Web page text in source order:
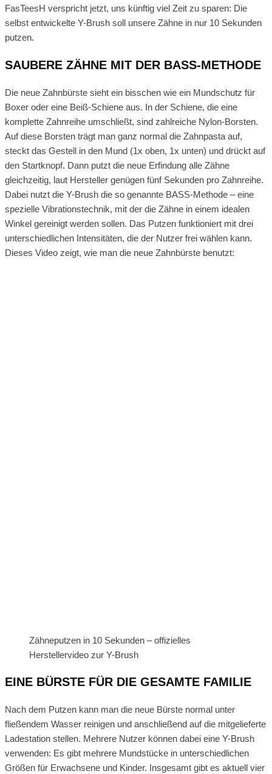
FasTeesH verspricht jetzt, uns künftig viel Zeit zu sparen: Die
selbst entwickelte Y-Brush soll unsere Zähne in nur 10 Sekunden
putzen.
SAUBERE ZÄHNE MIT DER BASS-METHODE
Die neue Zahnbürste sieht ein bisschen wie ein Mundschutz für
Boxer oder eine Beiß-Schiene aus. In der Schiene, die eine
komplette Zahnreihe umschließt, sind zahlreiche Nylon-Borsten.
Auf diese Borsten trägt man ganz normal die Zahnpasta auf,
steckt das Gestell in den Mund (1x oben, 1x unten) und drückt auf
den Startknopf. Dann putzt die neue Erfindung alle Zähne
gleichzeitig, laut Hersteller genügen fünf Sekunden pro Zahnreihe.
Dabei nutzt die Y-Brush die so genannte BASS-Methode – eine
spezielle Vibrationstechnik, mit der die Zähne in einem idealen
Winkel gereinigt werden sollen. Das Putzen funktioniert mit drei
unterschiedlichen Intensitäten, die der Nutzer frei wählen kann.
Dieses Video zeigt, wie man die neue Zahnbürste benutzt:
Zähneputzen in 10 Sekunden – offizielles
Herstellervideo zur Y-Brush
EINE BÜRSTE FÜR DIE GESAMTE FAMILIE
Nach dem Putzen kann man die neue Bürste normal unter
fließendem Wasser reinigen und anschließend auf die mitgelieferte
Ladestation stellen. Mehrere Nutzer können dabei eine Y-Brush
verwenden: Es gibt mehrere Mundstücke in unterschiedlichen
Größen für Erwachsene und Kinder. Insgesamt gibt es aktuell vier